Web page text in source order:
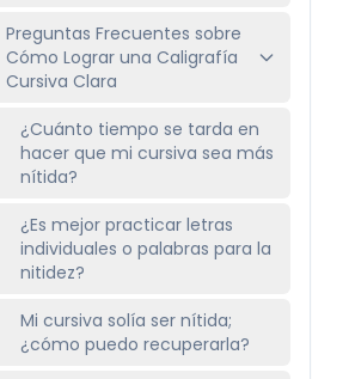
Preguntas Frecuentes sobre
Cómo Lograr una Caligrafía
Cursiva Clara
¿Cuánto tiempo se tarda en
hacer que mi cursiva sea más
nítida?
¿Es mejor practicar letras
individuales o palabras para la
nitidez?
Mi cursiva solía ser nítida;
¿cómo puedo recuperarla?